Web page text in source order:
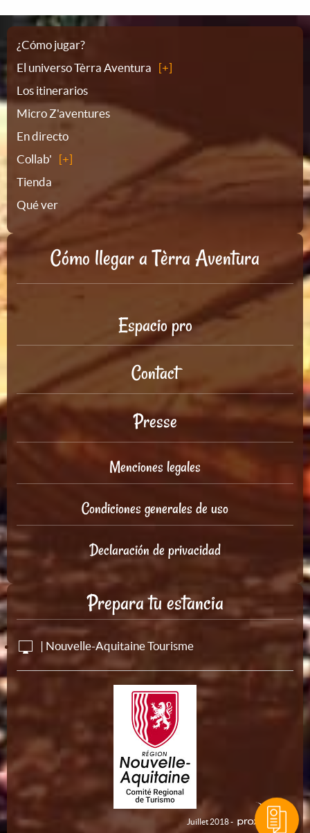
Plano
del
sitio
¿Cómo jugar?
El universo Tèrra Aventura
Los itinerarios
Micro Z'aventures
En directo
Collab'
Tienda
Qué ver
Cómo llegar a Tèrra Aventura
Espacio pro
Contact
Presse
Menciones legales
Condiciones generales de uso
Declaración de privacidad
Prepara tu estancia
| Nouvelle-Aquitaine Tourisme
Juillet 2018 -